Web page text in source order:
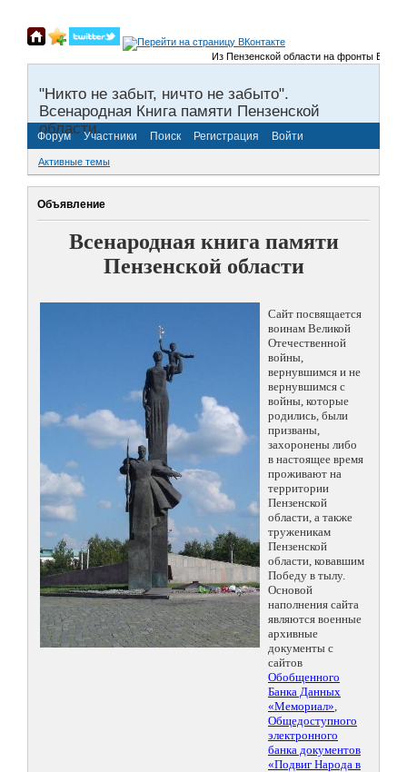
Из Пензенской области на фронты
"Никто не забыт, ничто не забыто".
Всенародная Книга памяти Пензенской
области.
Форум Участники Поиск Регистрация Войти
Активные темы
Объявление
Всенародная книга памяти
Пензенской области
Сайт посвящается
воинам Великой
Отечественной
войны,
вернувшимся и не
вернувшимся с
войны, которые
родились, были
призваны,
захоронены либо
в настоящее время
проживают на
территории
Пензенской
области, а также
труженикам
Пензенской
области, ковавшим
Победу в тылу.
Основой
наполнения сайта
являются военные
архивные
документы с
сайтов
Обобщенного
Банка Данных
«Мемориал»,
Общедоступного
электронного
банка документов
«Подвиг Народа в